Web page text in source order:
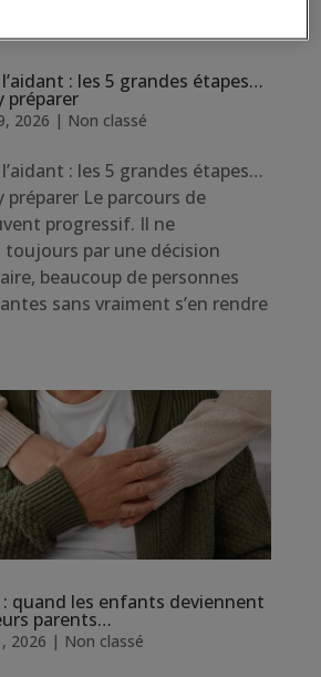
: les 5 grandes étapes…
préparer
2026 | Non classé
: les 5 grandes étapes…
préparer Le parcours de
progressif. Il ne
toujours par une décision
beaucoup de personnes
sans vraiment s’en rendre
: quand les enfants deviennent
parents…
2026 | Non classé